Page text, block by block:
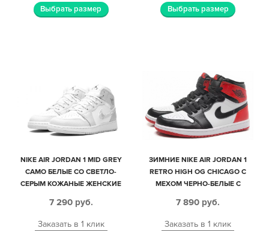
Выбрать размер Выбрать размер
NIKE AIR JORDAN 1 MID GREY
CAMO БЕЛЫЕ СО СВЕТЛО-
СЕРЫМ КОЖАНЫЕ ЖЕНСКИЕ
7 290 руб.
Заказать в 1 клик
ЗИМНИЕ NIKE AIR JORDAN 1
RETRO HIGH OG CHICAGO С
МЕХОМ ЧЕРНО-БЕЛЫЕ С
МУЖСКИЕ-ЖЕНСКИЕ (35-44)
7 890 руб.
Заказать в 1 клик